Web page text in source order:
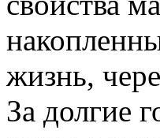
жизнь,
За долгие